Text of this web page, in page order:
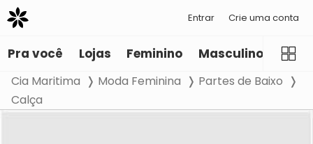
Entrar Crie uma conta
Pra você Lojas Feminino Masculino
Cia Maritima Moda Feminina
Partes de Baixo
Calça